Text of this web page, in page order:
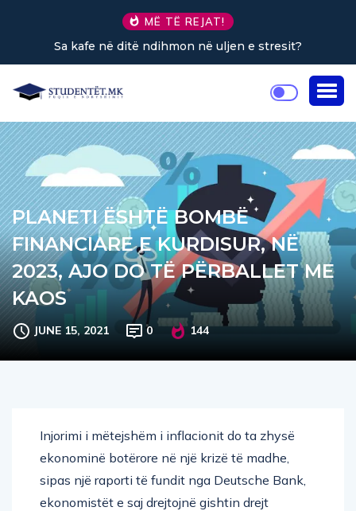
MË TË REJAT!
GJËRAT QË DUHET PASUR KUJDES GJATË
TË GABIMIT (Pjesa e gjashtë)
PLANETI ËSHTË BOMBË
FINANCIARE E KURDISUR, NË
2023, AJO DO TË PËRBALLET ME
KAOS
JUNE 15, 2021 0 144
Injorimi i mëtejshëm i inflacionit do ta zhysë
ekonominë botërore në një krizë të madhe,
sipas një raporti të fundit nga Deutsche Bank,
ekonomistët e saj drejtojnë gishtin drejt